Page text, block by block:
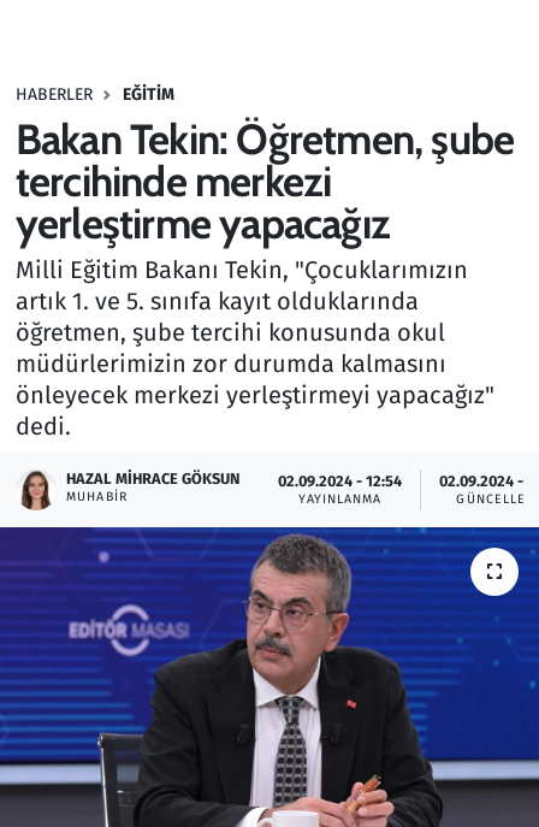
HABERLER EĞITIM
Bakan Tekin: Öğretmen, şube
tercihinde merkezi
yerleştirme yapacağız
Milli Eğitim Bakanı Tekin, "Çocuklarımızın
artık 1. ve 5. sınıfa kayıt olduklarında
öğretmen, şube tercihi konusunda okul
müdürlerimizin zor durumda kalmasını
önleyecek merkezi yerleştirmeyi yapacağız"
dedi.
HAZAL MIHRACE GÖKSUN
MUHABIR
02.09.2024 - 12:54
YAYINLANMA
02.09.2024 -
Haber
Kültür Sanat
Kurumsal Haberler
Lezzet Durağı
Memur ve Kamu
Otomobil
Oyun
Ramazan
Resmi İlanlar
Rüya Tabirleri
Sağlık
Savunma Sanayi